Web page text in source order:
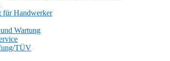
für Handwerker
Wartung
TÜV